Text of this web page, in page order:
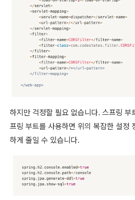
하지만 걱정할 필요 없습니다. 스프링 부
프링 부트를 사용하면 위의 복잡한 설정
하게 줄일 수 있습니다.